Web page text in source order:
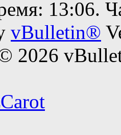
13:06.
vBulletin®
2026